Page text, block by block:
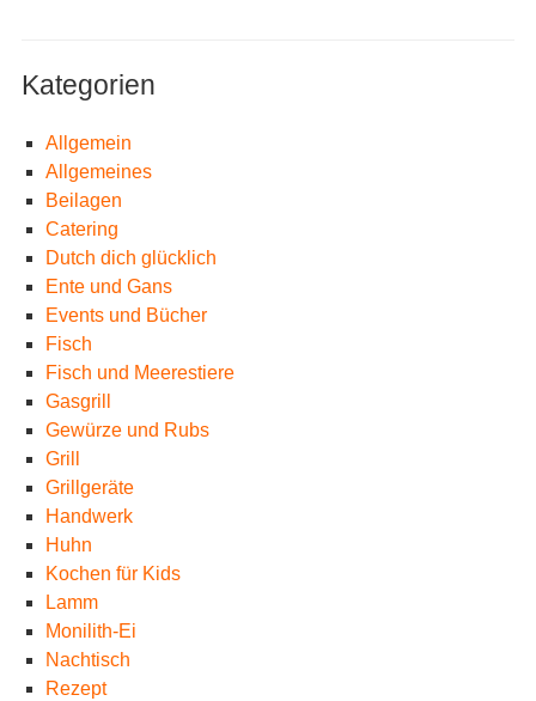
Kategorien
Allgemein
Allgemeines
Beilagen
Catering
Dutch dich glücklich
Ente und Gans
Events und Bücher
Fisch
Fisch und Meerestiere
Gasgrill
Gewürze und Rubs
Grill
Grillgeräte
Handwerk
Huhn
Kochen für Kids
Lamm
Monilith-Ei
Nachtisch
Rezept